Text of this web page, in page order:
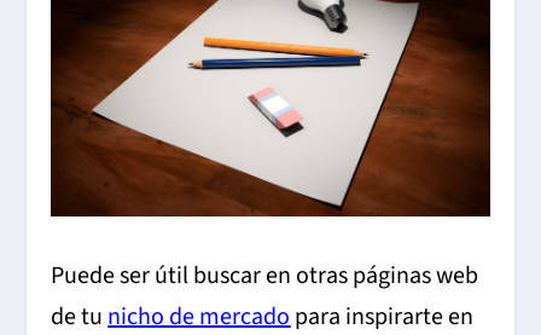
Puede ser útil buscar en otras páginas web
de tunicho de mercadopara inspirarte en